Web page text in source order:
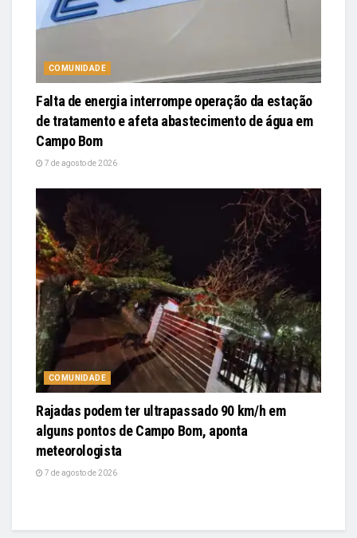
COMUNIDADE
Falta de energia interrompe operação da estação
de tratamento e afeta abastecimento de água em
Campo Bom
7 de agosto de 2026
COMUNIDADE
Rajadas podem ter ultrapassado 90 km/h em
alguns pontos de Campo Bom, aponta
meteorologista
7 de agosto de 2026